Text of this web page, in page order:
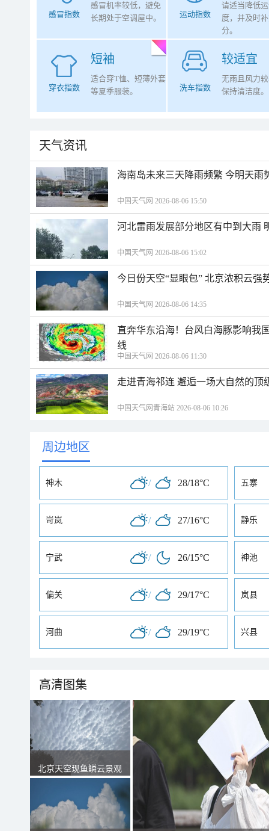
感冒指数
感冒机率较低，避免
长期处于空调屋中。
运动指数
请适当降低
度，并及时
分。
短袖
穿衣指数
适合穿T恤、短薄外套
等夏季服装。
较适宜
洗车指数
无雨且风力
保持清洁度。
天气资讯
海南岛未来三天降雨频繁 今明天雨
中国天气网 2026-08-06 15:50
河北雷雨发展部分地区有中到大雨
中国天气网 2026-08-06 15:02
今日份天空“显眼包” 北京浓积云强
中国天气网 2026-08-06 14:35
直奔华东沿海！台风白海豚影响我
线
中国天气网 2026-08-06 11:30
走进青海祁连 邂逅一场大自然的顶
中国天气网青海站 2026-08-06 10:26
周边地区
神木 / 28/18°C 五寨
岢岚 / 27/16°C 静乐
宁武 / 26/15°C 神池
偏关 / 29/17°C 岚县
河曲 / 29/19°C 兴县
高清图集
北京天空现鱼鳞云景观